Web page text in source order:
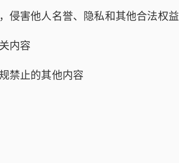
侵害他人名誉、隐私和其他合法权益
内容
禁止的其他内容